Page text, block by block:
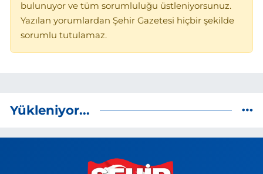
bulunuyor ve tüm sorumluluğu üstleniyorsunuz.
Yazılan yorumlardan Şehir Gazetesi hiçbir şekilde
sorumlu tutulamaz.
Yükleniyor...